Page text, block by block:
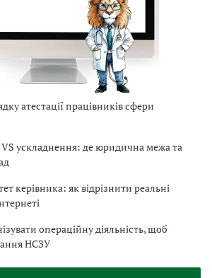
атестації працівників сфери
ускладнення: де юридична межа та
керівника: як відрізнити реальні
операційну діяльність, щоб
НСЗУ